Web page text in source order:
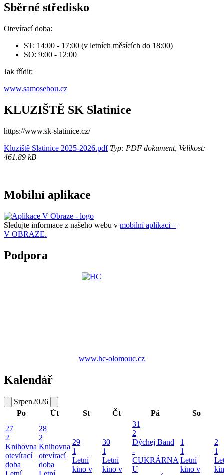
Sběrné středisko
Otevírací doba:
ST: 14:00 - 17:00 (v letních měsících do 18:00)
SO: 9:00 - 12:00
Jak třídit:
www.samosebou.cz
KLUZIŠTĚ SK Slatinice
https://www.sk-slatinice.cz/
Kluziště Slatinice 2025-2026.pdfTyp: PDF dokument, Velikost:
461.89 kB
Mobilní aplikace
Sledujte informace z našeho webu v mobilní aplikaci –
V OBRAZE.
Podpora
www.hc-olomouc.cz
Kalendář
Srpen2026
Po
Út St Čt Pá
So
27
2
Knihovna
otevírací
doba
28
2
Knihovna
otevírací
doba
29
1
Letní
kino v
30
1
Letní
kino v
31
2
Dýchej Band
-
CUKRÁRNA
U
1
1
Letní
kino v
2
1